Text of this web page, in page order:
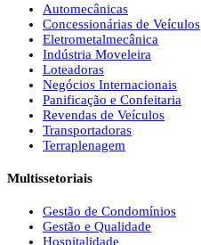
Automecânicas
Concessionárias de Veículos
Eletrometalmecânica
Indústria Moveleira
Loteadoras
Negócios Internacionais
Panificação e Confeitaria
Revendas de Veículos
Transportadoras
Terraplenagem
Multissetoriais
Gestão de Condomínios
Gestão e Qualidade
Hospitalidade